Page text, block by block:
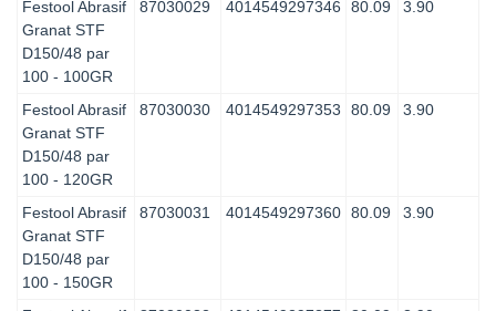
Festool Abrasif
Granat STF
D150/48 par
100 - 100GR
87030029 4014549297346 80.09 3.90
Festool Abrasif
Granat STF
D150/48 par
100 - 120GR
87030030 4014549297353 80.09 3.90
Festool Abrasif
Granat STF
D150/48 par
100 - 150GR
87030031 4014549297360 80.09 3.90